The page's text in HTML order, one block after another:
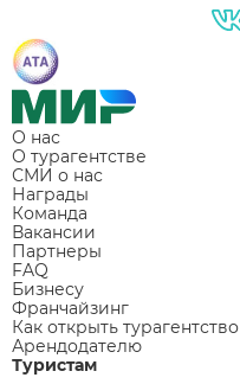
О нас
О турагентстве
СМИ о нас
Награды
Команда
Вакансии
Партнеры
FAQ
Бизнесу
Франчайзинг
Как открыть турагентство
Арендодателю
Туристам